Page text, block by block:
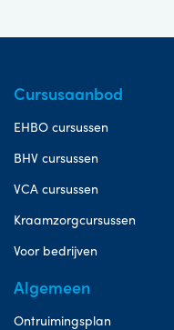
Cursusaanbod
EHBO cursussen
BHV cursussen
VCA cursussen
Kraamzorgcursussen
Voor bedrijven
Algemeen
Ontruimingsplan